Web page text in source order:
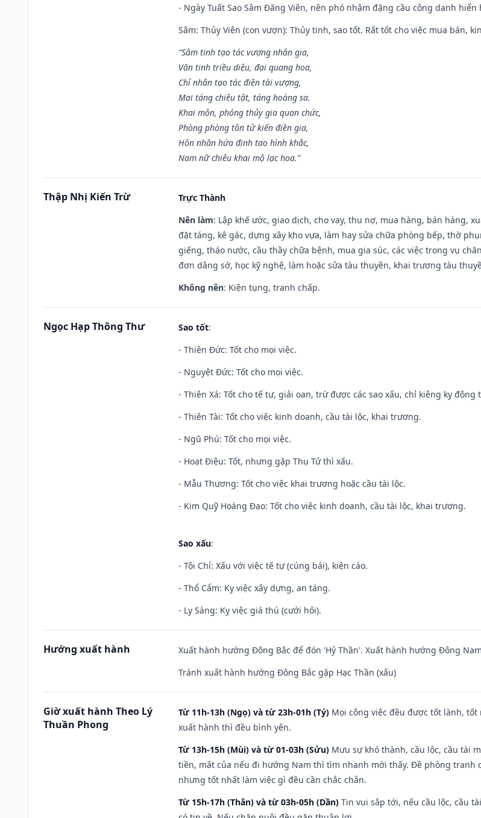
- Ngày Tuất Sao Sâm Đăng Viên, nên phó nhậm đặng cầu công danh hiển
Sâm: Thủy Viên (con vượn): Thủy tinh, sao tốt. Rất tốt cho việc mua bán,
“Sâm tinh tạo tác vượng nhân gia,
Văn tinh triều diệu, đại quang hoa,
Chỉ nhân tạo tác điền tài vượng,
Mai táng chiêu tật, táng hoàng sa.
Khai môn, phóng thủy gia quan chức,
Phòng phòng tôn tử kiến điền gia,
Hôn nhân hứa định tao hình khắc,
Nam nữ chiêu khai mộ lạc hoa.”
Thập Nhị Kiến Trừ
Trực Thành
Nên làm: Lập khế ước, giao dịch, cho vay, thu nợ, mua hàng, bán hàng,
đặt táng, kê gác, dựng xây kho vựa, làm hay sửa chữa phòng bếp, thờ
giếng, tháo nước, cầu thầy chữa bệnh, mua gia súc, các việc trong vụ
đơn dâng sớ, học kỹ nghệ, làm hoặc sửa tàu thuyền, khai trương tàu
Không nên: Kiện tụng, tranh chấp.
Ngọc Hạp Thông Thư Sao tốt:
- Thiên Đức: Tốt cho mọi việc.
- Nguyệt Đức: Tốt cho mọi việc.
- Thiên Xá: Tốt cho tế tự, giải oan, trừ được các sao xấu, chỉ kiêng kỵ
- Thiên Tài: Tốt cho việc kinh doanh, cầu tài lộc, khai trương.
- Ngũ Phú: Tốt cho mọi việc.
- Hoạt Điệu: Tốt, nhưng gặp Thụ Tử thì xấu.
- Mẫu Thương: Tốt cho việc khai trương hoặc cầu tài lộc.
- Kim Quỹ Hoàng Đạo: Tốt cho việc kinh doanh, cầu tài lộc, khai trương.
Sao xấu:
- Tội Chỉ: Xấu với việc tế tự (cúng bái), kiện cáo.
- Thổ Cẩm: Kỵ việc xây dựng, an táng.
- Ly Sàng: Kỵ việc giá thú (cưới hỏi).
Hướng xuất hành
Xuất hành hướng Đông Bắc để đón 'Hỷ Thần'. Xuất hành hướng Đông
Tránh xuất hành hướng Đông Bắc gặp Hạc Thần (xấu)
Giờ xuất hành Theo Lý
Thuần Phong
Từ 11h-13h (Ngọ) và từ 23h-01h (Tý) Mọi công việc đều được tốt lành,
xuất hành thì đều bình yên.
Từ 13h-15h (Mùi) và từ 01-03h (Sửu) Mưu sự khó thành, cầu lộc, cầu tài
tiền, mất của nếu đi hướng Nam thì tìm nhanh mới thấy. Đề phòng
nhưng tốt nhất làm việc gì đều cần chắc chắn.
Từ 15h-17h (Thân) và từ 03h-05h (Dần) Tin vui sắp tới, nếu cầu lộc, cầu